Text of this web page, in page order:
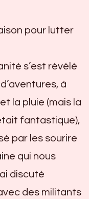
pour lutter
s’est révélé
à
la pluie (mais la
fantastique),
par les sourire
qui nous
discuté
des militants